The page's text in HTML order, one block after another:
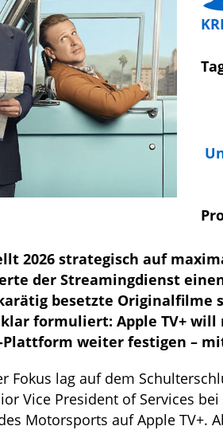
2026 strategisch auf
der Streamingdienst
besetzte Originalfilme
formuliert: Apple TV+
weiter festigen –
Fokus lag auf dem
Vice President of Services
Motorsports auf Apple TV+.